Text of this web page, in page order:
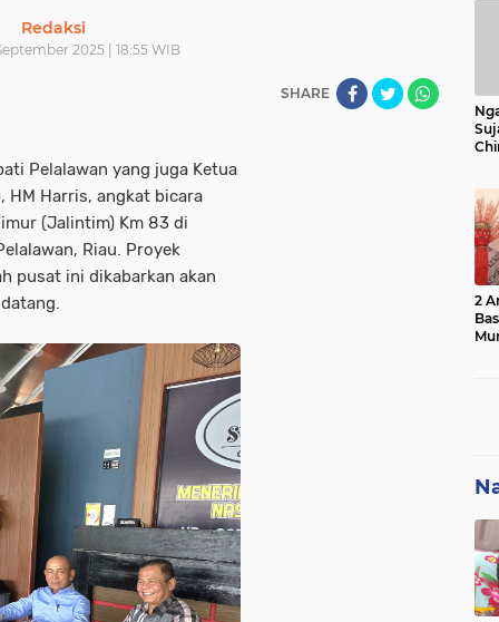
Redaksi
2025 | 18:55 WIB
SHARE
Pelalawan yang juga Ketua
HM Harris, angkat bicara
(Jalintim) Km 83 di
Riau. Proyek
pusat ini dikabarkan akan
2